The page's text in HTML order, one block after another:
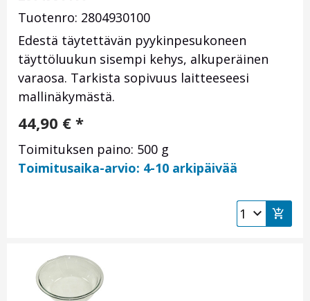
Tuotenro: 2804930100
Edestä täytettävän pyykinpesukoneen
täyttöluukun sisempi kehys, alkuperäinen
varaosa. Tarkista sopivuus laitteeseesi
mallinäkymästä.
44,90 € *
Toimituksen paino: 500 g
Toimitusaika-arvio: 4-10 arkipäivää